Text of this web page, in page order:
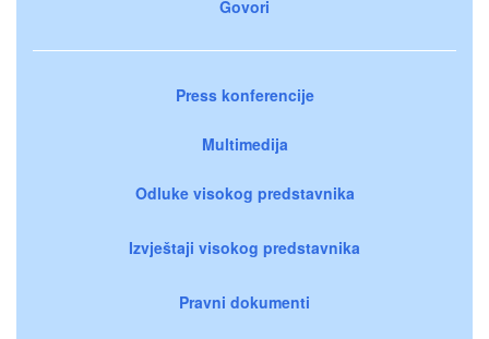
Govori
Press konferencije
Multimedija
Odluke visokog predstavnika
Izvještaji visokog predstavnika
Pravni dokumenti